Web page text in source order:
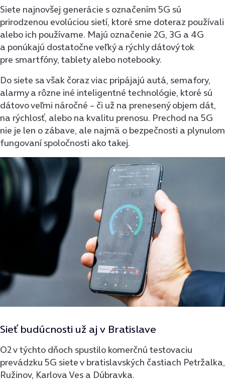
Siete najnovšej generácie s označením 5G sú
prirodzenou evolúciou sietí, ktoré sme doteraz používali
alebo ich používame. Majú označenie 2G, 3G a 4G
a ponúkajú dostatočne veľký a rýchly dátový tok
pre smartfóny, tablety alebo notebooky.
Do siete sa však čoraz viac pripájajú autá, semafory,
alarmy a rôzne iné inteligentné technológie, ktoré sú
dátovo veľmi náročné – či už na prenesený objem dát,
na rýchlosť, alebo na kvalitu prenosu. Prechod na 5G
nie je len o zábave, ale najmä o bezpečnosti a plynulom
fungovaní spoločnosti ako takej.
Sieť budúcnosti už aj v Bratislave
O2 v týchto dňoch spustilo komerčnú testovaciu
prevádzku 5G siete v bratislavských častiach Petržalka,
Ružinov, Karlova Ves a Dúbravka.